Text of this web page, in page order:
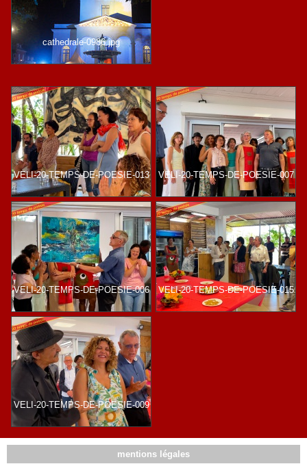
cathedrale-0986.jpg
VELI-20-TEMPS-DE-POESIE-013 VELI-20-TEMPS-DE-POESIE-007
VELI-20-TEMPS-DE-POESIE-006 VELI-20-TEMPS-DE-POESIE-015
VELI-20-TEMPS-DE-POESIE-009
mentions légales